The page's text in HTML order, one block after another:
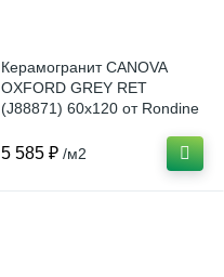
Керамогранит CANOVA
OXFORD GREY RET
(J88871) 60x120 от Rondine
5 585 ₽ /м2